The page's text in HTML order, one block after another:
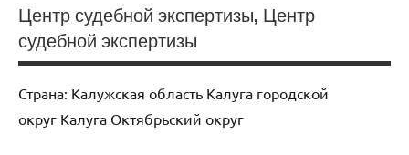
Центр судебной экспертизы, Центр
судебной экспертизы
Страна: Калужская область Калуга городской
округ Калуга Октябрьский округ